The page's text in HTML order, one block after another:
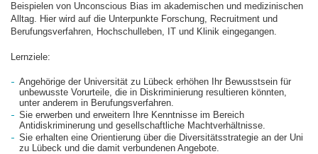
Beispielen von Unconscious Bias im akademischen und medizinischen
Alltag. Hier wird auf die Unterpunkte Forschung, Recruitment und
Berufungsverfahren, Hochschulleben, IT und Klinik eingegangen.
Lernziele:
Angehörige der Universität zu Lübeck erhöhen Ihr Bewusstsein für
unbewusste Vorurteile, die in Diskriminierung resultieren könnten,
unter anderem in Berufungsverfahren.
Sie erwerben und erweitern Ihre Kenntnisse im Bereich
Antidiskriminerung und gesellschaftliche Machtverhältnisse.
Sie erhalten eine Orientierung über die Diversitätsstrategie an der Uni
zu Lübeck und die damit verbundenen Angebote.